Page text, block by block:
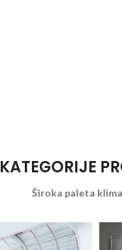
KATEGORIJE
Široka paleta